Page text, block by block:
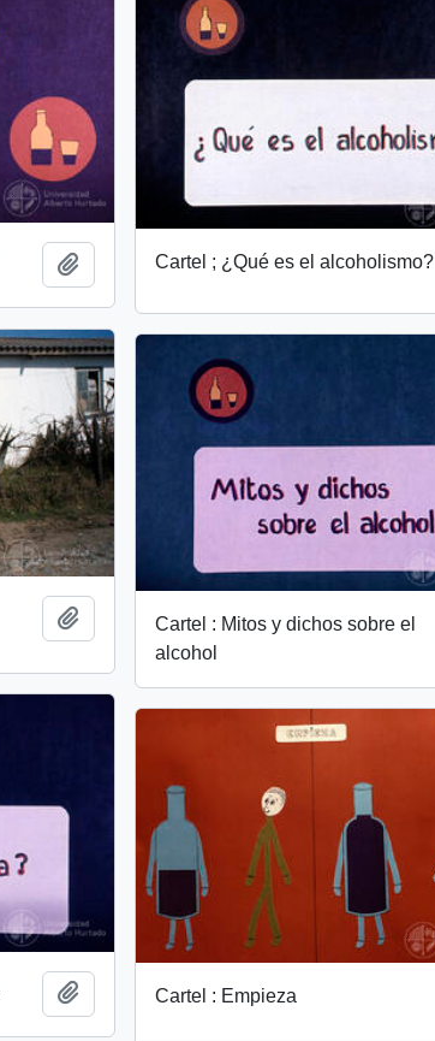
Add to clipboardCartel ; ¿Qué es el alcoholismo?
Add to clipboardCartel : Mitos y dichos sobre el
alcohol
Add to clipboardCartel : Empieza